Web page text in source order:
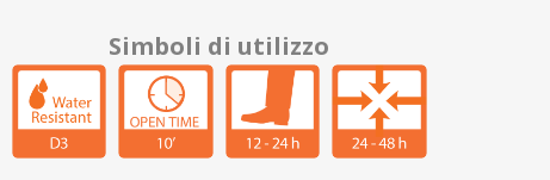
Simboli di utilizzo